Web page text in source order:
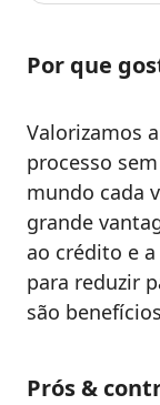
Por que
Valorizamos
processo
mundo cada
grande
ao crédito e
para reduzir
são
Prós &